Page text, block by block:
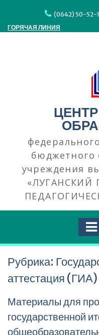
содержимому
(0642) 50-52-
ГОРЯЧАЯ ЛИНИЯ
бюджетного
учреждения
«ЛУГАНСКИЙ
Рубрика:
аттестация (ГИА)
Материалы для
государственной